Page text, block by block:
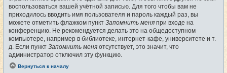
воспользоваться вашей учётной записью. Для того чтобы вам не
приходилось вводить имя пользователя и пароль каждый раз, вы
можете отметить флажком пункт Запомнить меня при входе на
конференцию. Не рекомендуется делать это на общедоступном
компьютере, например в библиотеке, интернет-кафе, университете и т.
д. Если пункт Запомнить меня отсутствует, это значит, что
администратор отключил эту функцию.
Вернуться к началу